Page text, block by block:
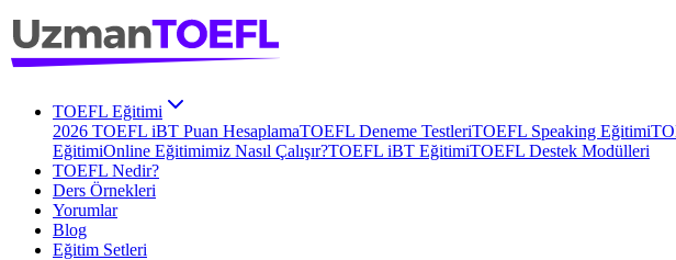
TOEFL Eğitimi
2026 TOEFL iBT Puan HesaplamaTOEFL Deneme TestleriTOEFL Speaking Eğitimi
EğitimiOnline Eğitimimiz Nasıl Çalışır?TOEFL iBT EğitimiTOEFL Destek Modülleri
TOEFL Nedir?
Ders Örnekleri
Yorumlar
Blog
Eğitim Setleri